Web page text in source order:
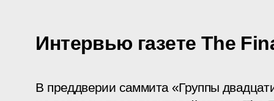
Интервью газете The
В преддверии саммита «Группы